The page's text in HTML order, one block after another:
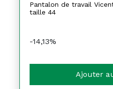
Pantalon de travail
taille 44
-14,13%
Ajouter